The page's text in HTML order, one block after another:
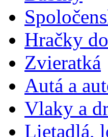
Hračky
Zvieratká
Autá a
Vlaky a
Lietadlá,